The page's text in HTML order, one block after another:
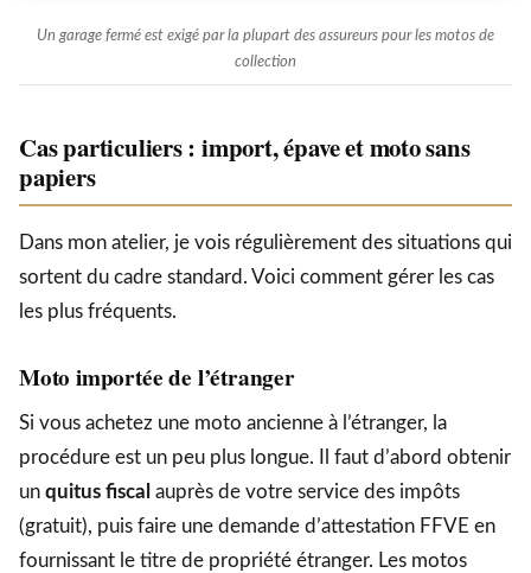
Un garage fermé est exigé par la plupart des assureurs pour les motos de
collection
Cas particuliers : import, épave et moto sans
papiers
Dans mon atelier, je vois régulièrement des situations qui
sortent du cadre standard. Voici comment gérer les cas
les plus fréquents.
Moto importée de l’étranger
Si vous achetez une moto ancienne à l’étranger, la
procédure est un peu plus longue. Il faut d’abord obtenir
un quitus fiscal auprès de votre service des impôts
(gratuit), puis faire une demande d’attestation FFVE en
fournissant le titre de propriété étranger. Les motos